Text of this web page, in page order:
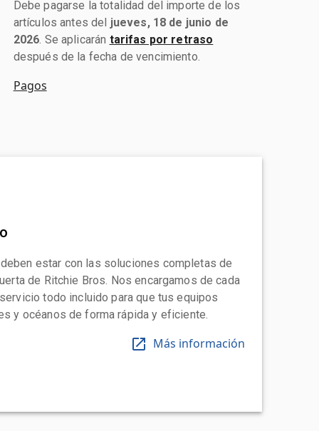
Debe pagarse la totalidad del importe de los
artículos antes del jueves, 18 de junio de
2026 . Se aplicarán tarifas por retraso
después de la fecha de vencimiento.
Pagos
estar con las soluciones completas de
de Ritchie Bros. Nos encargamos de cada
todo incluido para que tus equipos
y océanos de forma rápida y eficiente.
Más información